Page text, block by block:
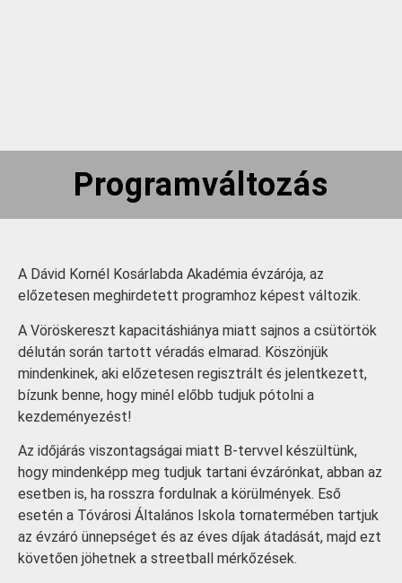
Programváltozás
A Dávid Kornél Kosárlabda Akadémia évzárója, az
előzetesen meghirdetett programhoz képest változik.
A Vöröskereszt kapacitáshiánya miatt sajnos a csütörtök
délután során tartott véradás elmarad. Köszönjük
mindenkinek, aki előzetesen regisztrált és jelentkezett,
bízunk benne, hogy minél előbb tudjuk pótolni a
kezdeményezést!
Az időjárás viszontagságai miatt B-tervvel készültünk,
hogy mindenképp meg tudjuk tartani évzárónkat, abban az
esetben is, ha rosszra fordulnak a körülmények. Eső
esetén a Tóvárosi Általános Iskola tornatermében tartjuk
az évzáró ünnepséget és az éves díjak átadását, majd ezt
követően jöhetnek a streetball mérkőzések.